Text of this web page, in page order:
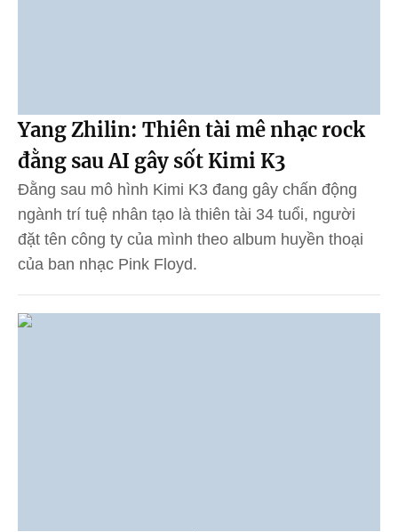
Yang Zhilin: Thiên tài mê nhạc rock
đằng sau AI gây sốt Kimi K3
Đằng sau mô hình Kimi K3 đang gây chấn động
ngành trí tuệ nhân tạo là thiên tài 34 tuổi, người
đặt tên công ty của mình theo album huyền thoại
của ban nhạc Pink Floyd.